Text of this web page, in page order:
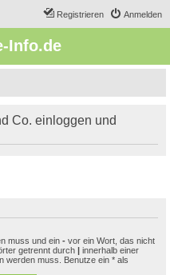
Anmelden
Registrieren
Info.de
Co. einloggen und
muss und ein - vor ein Wort, das nicht
getrennt durch | innerhalb einer
werden muss. Benutze ein * als